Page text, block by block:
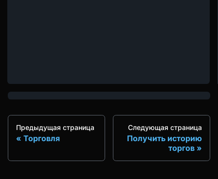
Предыдущая страница
Торговля
Следующая страница
Получить историю
торгов